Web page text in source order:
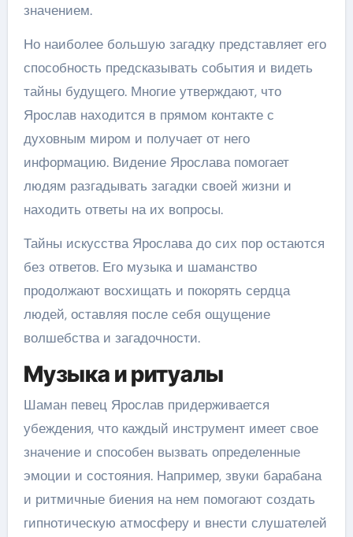
значением.
Но наиболее большую загадку представляет его
способность предсказывать события и видеть
тайны будущего. Многие утверждают, что
Ярослав находится в прямом контакте с
духовным миром и получает от него
информацию. Видение Ярослава помогает
людям разгадывать загадки своей жизни и
находить ответы на их вопросы.
Тайны искусства Ярослава до сих пор остаются
без ответов. Его музыка и шаманство
продолжают восхищать и покорять сердца
людей, оставляя после себя ощущение
волшебства и загадочности.
Музыка и ритуалы
Шаман певец Ярослав придерживается
убеждения, что каждый инструмент имеет свое
значение и способен вызвать определенные
эмоции и состояния. Например, звуки барабана
и ритмичные биения на нем помогают создать
гипнотическую атмосферу и внести слушателей